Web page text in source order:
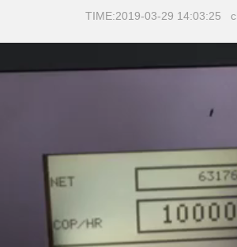
TIME:2019-03-29 14:03:25